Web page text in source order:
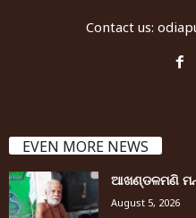
Contact us:
EVEN MORE NEWS
ଆଖଣ୍ଡଳମଣି
August 5, 2026